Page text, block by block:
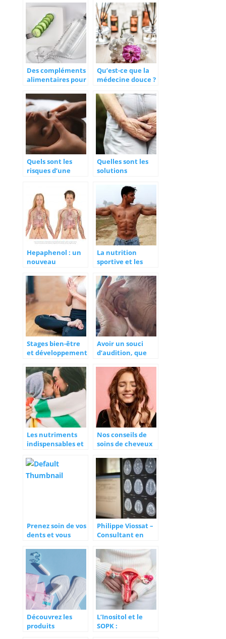
Des compléments
alimentaires pour
Qu’est-ce que la
médecine douce ?
Quels sont les
risques d’une
Quelles sont les
solutions
connaître pour
guérir
l’incontinence
urinaire ?
Hepaphenol : un
nouveau
prendre soin de
votre foie
La nutrition
sportive et les
de compléments
Stages bien-être
et développement
agenda des
évènements
Avoir un souci
d’audition, que
Les nutriments
indispensables et
alimentaires pour
vivre mieux
Nos conseils de
soins de cheveux
Prenez soin de vos
dents et vous
santé
Philippe Viossat –
Consultant en
médicale
Découvrez les
produits
L’Inositol et le
SOPK :